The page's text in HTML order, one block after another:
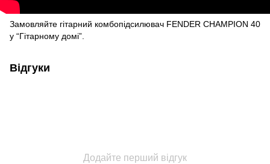
Замовляйте гітарний комбопідсилювач FENDER CHAMPION 40
у “Гітарному домі”.
Відгуки
Додайте перший відгук